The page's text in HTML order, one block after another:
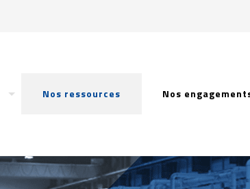
Nos ressources Nos